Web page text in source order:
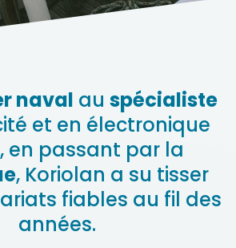
naval au spécialiste
et en électronique
, en passant par la
, Koriolan a su tisser
fiables au fil des
années.